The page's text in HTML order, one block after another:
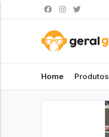
Home Produtos